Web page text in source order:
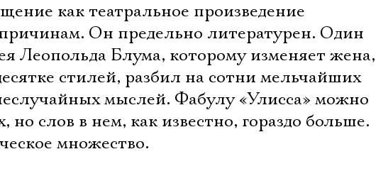
как театральное произведение
Он предельно литературен. Один
Леопольда Блума, которому изменяет жена,
стилей, разбил на сотни мельчайших
мыслей. Фабулу «Улисса» можно
но слов в нем, как известно, гораздо больше.
множество.